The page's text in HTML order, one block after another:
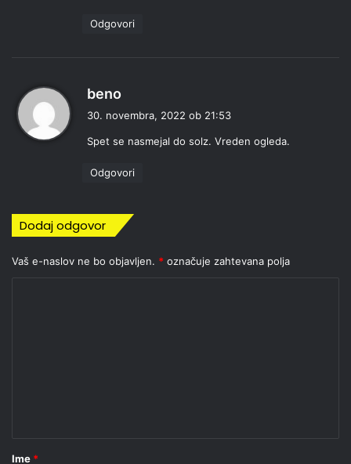
Odgovori
beno
v
:
30. novembra, 2022 ob 21:53
Spet se nasmejal do solz. Vreden ogleda.
Odgovori
Dodaj odgovor
Vaš e-naslov ne bo objavljen. * označuje zahtevana polja
r
Ime *